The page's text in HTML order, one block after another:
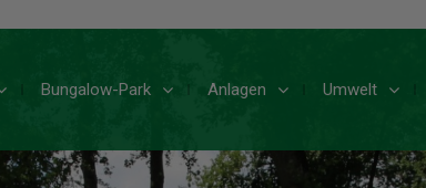
Bungalow-Park Anlagen Umwelt